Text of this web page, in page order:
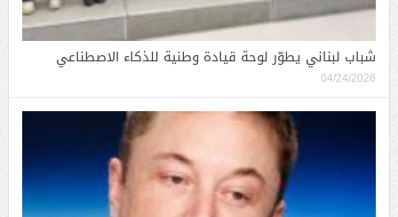
شباب لبناني يطوّر لوحة قيادة وطنية للذكاء الاصطناعي
04/24/2026